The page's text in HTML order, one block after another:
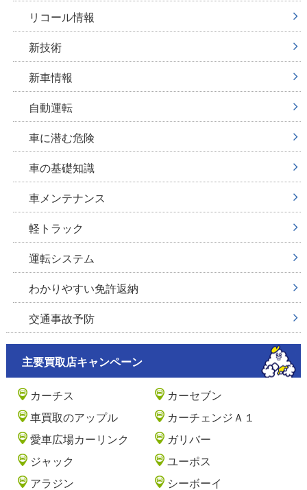
リコール情報
新技術
新車情報
自動運転
車に潜む危険
車の基礎知識
車メンテナンス
軽トラック
運転システム
わかりやすい免許返納
交通事故予防
主要買取店キャンペーン
カーチス
カーセブン
車買取のアップル
カーチェンジＡ１
愛車広場カーリンク
ガリバー
ジャック
ユーポス
アラジン
シーボーイ